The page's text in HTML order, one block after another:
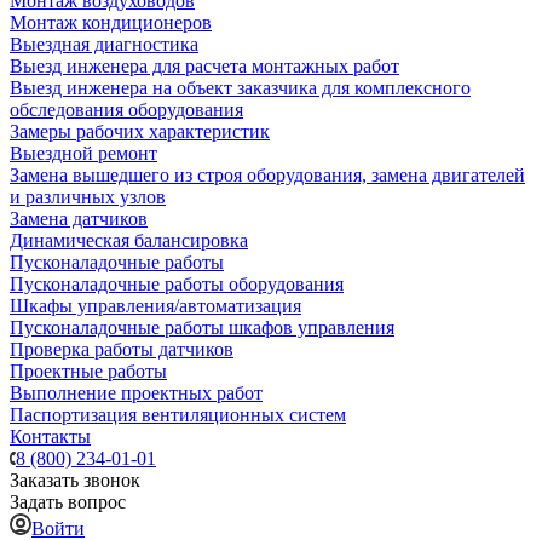
Монтаж кондиционеров
Выездная диагностика
Выезд инженера для расчета монтажных работ
Выезд инженера на объект заказчика для комплексного
обследования оборудования
Замеры рабочих характеристик
Выездной ремонт
Замена вышедшего из строя оборудования, замена двигателей
и различных узлов
Замена датчиков
Динамическая балансировка
Пусконаладочные работы
Пусконаладочные работы оборудования
Шкафы управления/автоматизация
Пусконаладочные работы шкафов управления
Проверка работы датчиков
Проектные работы
Выполнение проектных работ
Паспортизация вентиляционных систем
Контакты
8 (800) 234-01-01
Заказать звонок
Задать вопрос
Войти